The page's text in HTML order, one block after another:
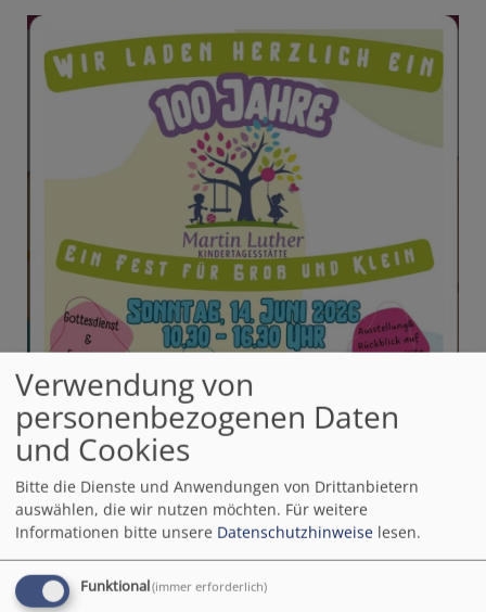
Verwendung von
personenbezogenen Daten
und Cookies
Bitte die Dienste und Anwendungen von Drittanbietern
auswählen, die wir nutzen möchten. Für weitere
Informationen bitte unsere Datenschutzhinweise lesen.
Funktional(immer erforderlich)